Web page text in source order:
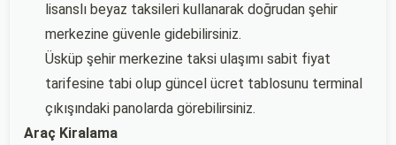
lisanslı beyaz taksileri kullanarak doğrudan şehir
merkezine güvenle gidebilirsiniz.
Üsküp şehir merkezine taksi ulaşımı sabit fiyat
tarifesine tabi olup güncel ücret tablosunu terminal
çıkışındaki panolarda görebilirsiniz.
Araç Kiralama